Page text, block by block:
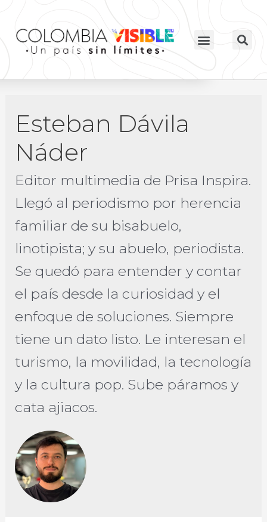
Esteban Dávila
Náder
Editor multimedia de Prisa Inspira.
Llegó al periodismo por herencia
familiar de su bisabuelo,
linotipista; y su abuelo, periodista.
Se quedó para entender y contar
el país desde la curiosidad y el
enfoque de soluciones. Siempre
tiene un dato listo. Le interesan el
turismo, la movilidad, la tecnología
y la cultura pop. Sube páramos y
cata ajiacos.